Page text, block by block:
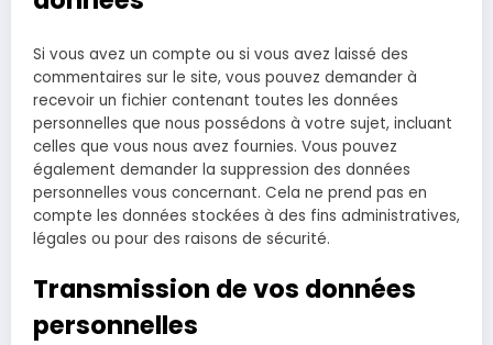
Si vous avez un compte ou si vous avez laissé des
commentaires sur le site, vous pouvez demander à
recevoir un fichier contenant toutes les données
personnelles que nous possédons à votre sujet, incluant
celles que vous nous avez fournies. Vous pouvez
également demander la suppression des données
personnelles vous concernant. Cela ne prend pas en
compte les données stockées à des fins administratives,
légales ou pour des raisons de sécurité.
Transmission de vos données
personnelles